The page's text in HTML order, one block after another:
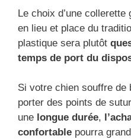
Le choix d’une
en lieu et place du
plastique sera plutôt
temps de port du
Si votre chien souffre
porter des points de
une longue durée,
confortable pourra